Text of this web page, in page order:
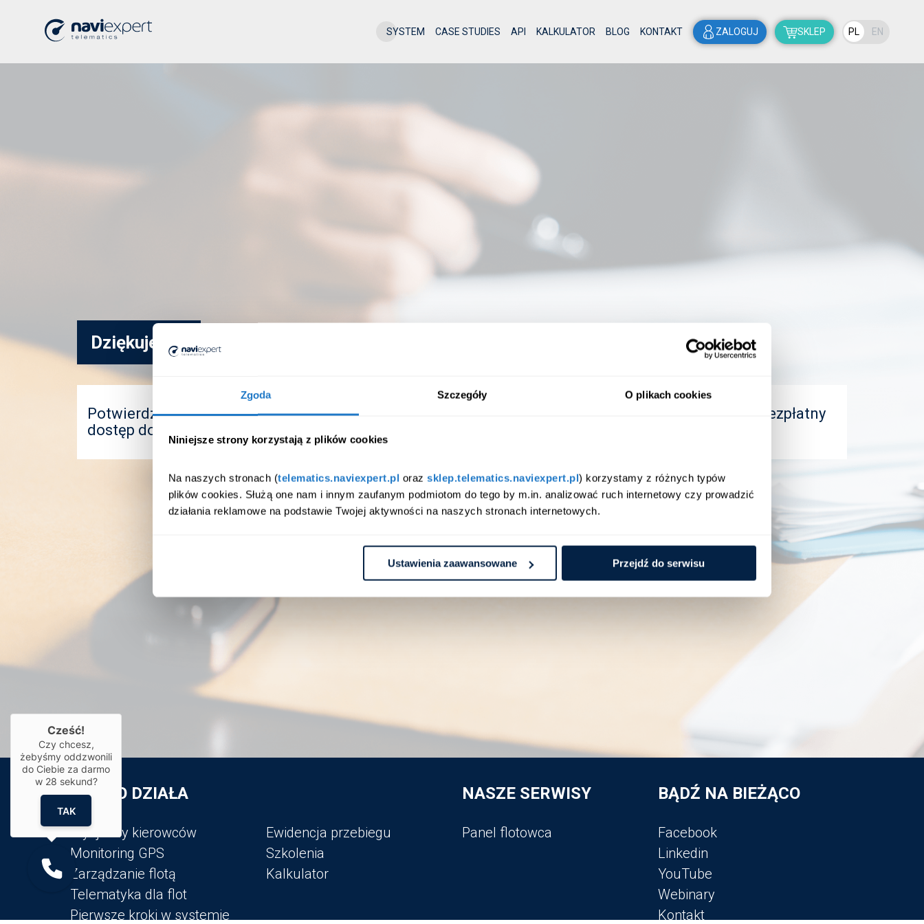
Zgoda Szczegóły O plikach cookies
Niniejsze strony korzystają z plików cookies
Na naszych stronach (telematics.naviexpert.pl oraz sklep.telematics.naviexpert.pl) korzystamy z różnych typów
plików cookies. Służą one nam i innym zaufanym podmiotom do tego by m.in. analizować ruch internetowy czy prowadzić
działania reklamowe na podstawie Twojej aktywności na naszych stronach internetowych.
Ustawienia zaawansowane Przejdź do serwisu
SYSTEM CASE STUDIES API KALKULATOR BLOG KONTAKT ZALOGUJ SKLEP PL EN
TYP-ewidencja-przebiegu
Dziękujemy!
Potwierdź swoje dane klikając w link, który prześlemy za chwilę na Twój adres e-mail, a otrzymasz bezpłatny
dostęp do przykładowego raportu ewidencji przebiegu.
JAK TO DZIAŁA
Styl jazdy kierowców
Monitoring GPS
Zarządzanie flotą
Telematyka dla flot
Pierwsze kroki w systemie
Ewidencja przebiegu
Szkolenia
Kalkulator
NASZE SERWISY
Panel flotowca
BĄDŹ NA BIEŻĄCO
Facebook
Linkedin
YouTube
Webinary
Kontakt
Cześć!
Czy chcesz,
żebyśmy oddzwonili
do Ciebie za darmo
w 28 sekund?
TAK